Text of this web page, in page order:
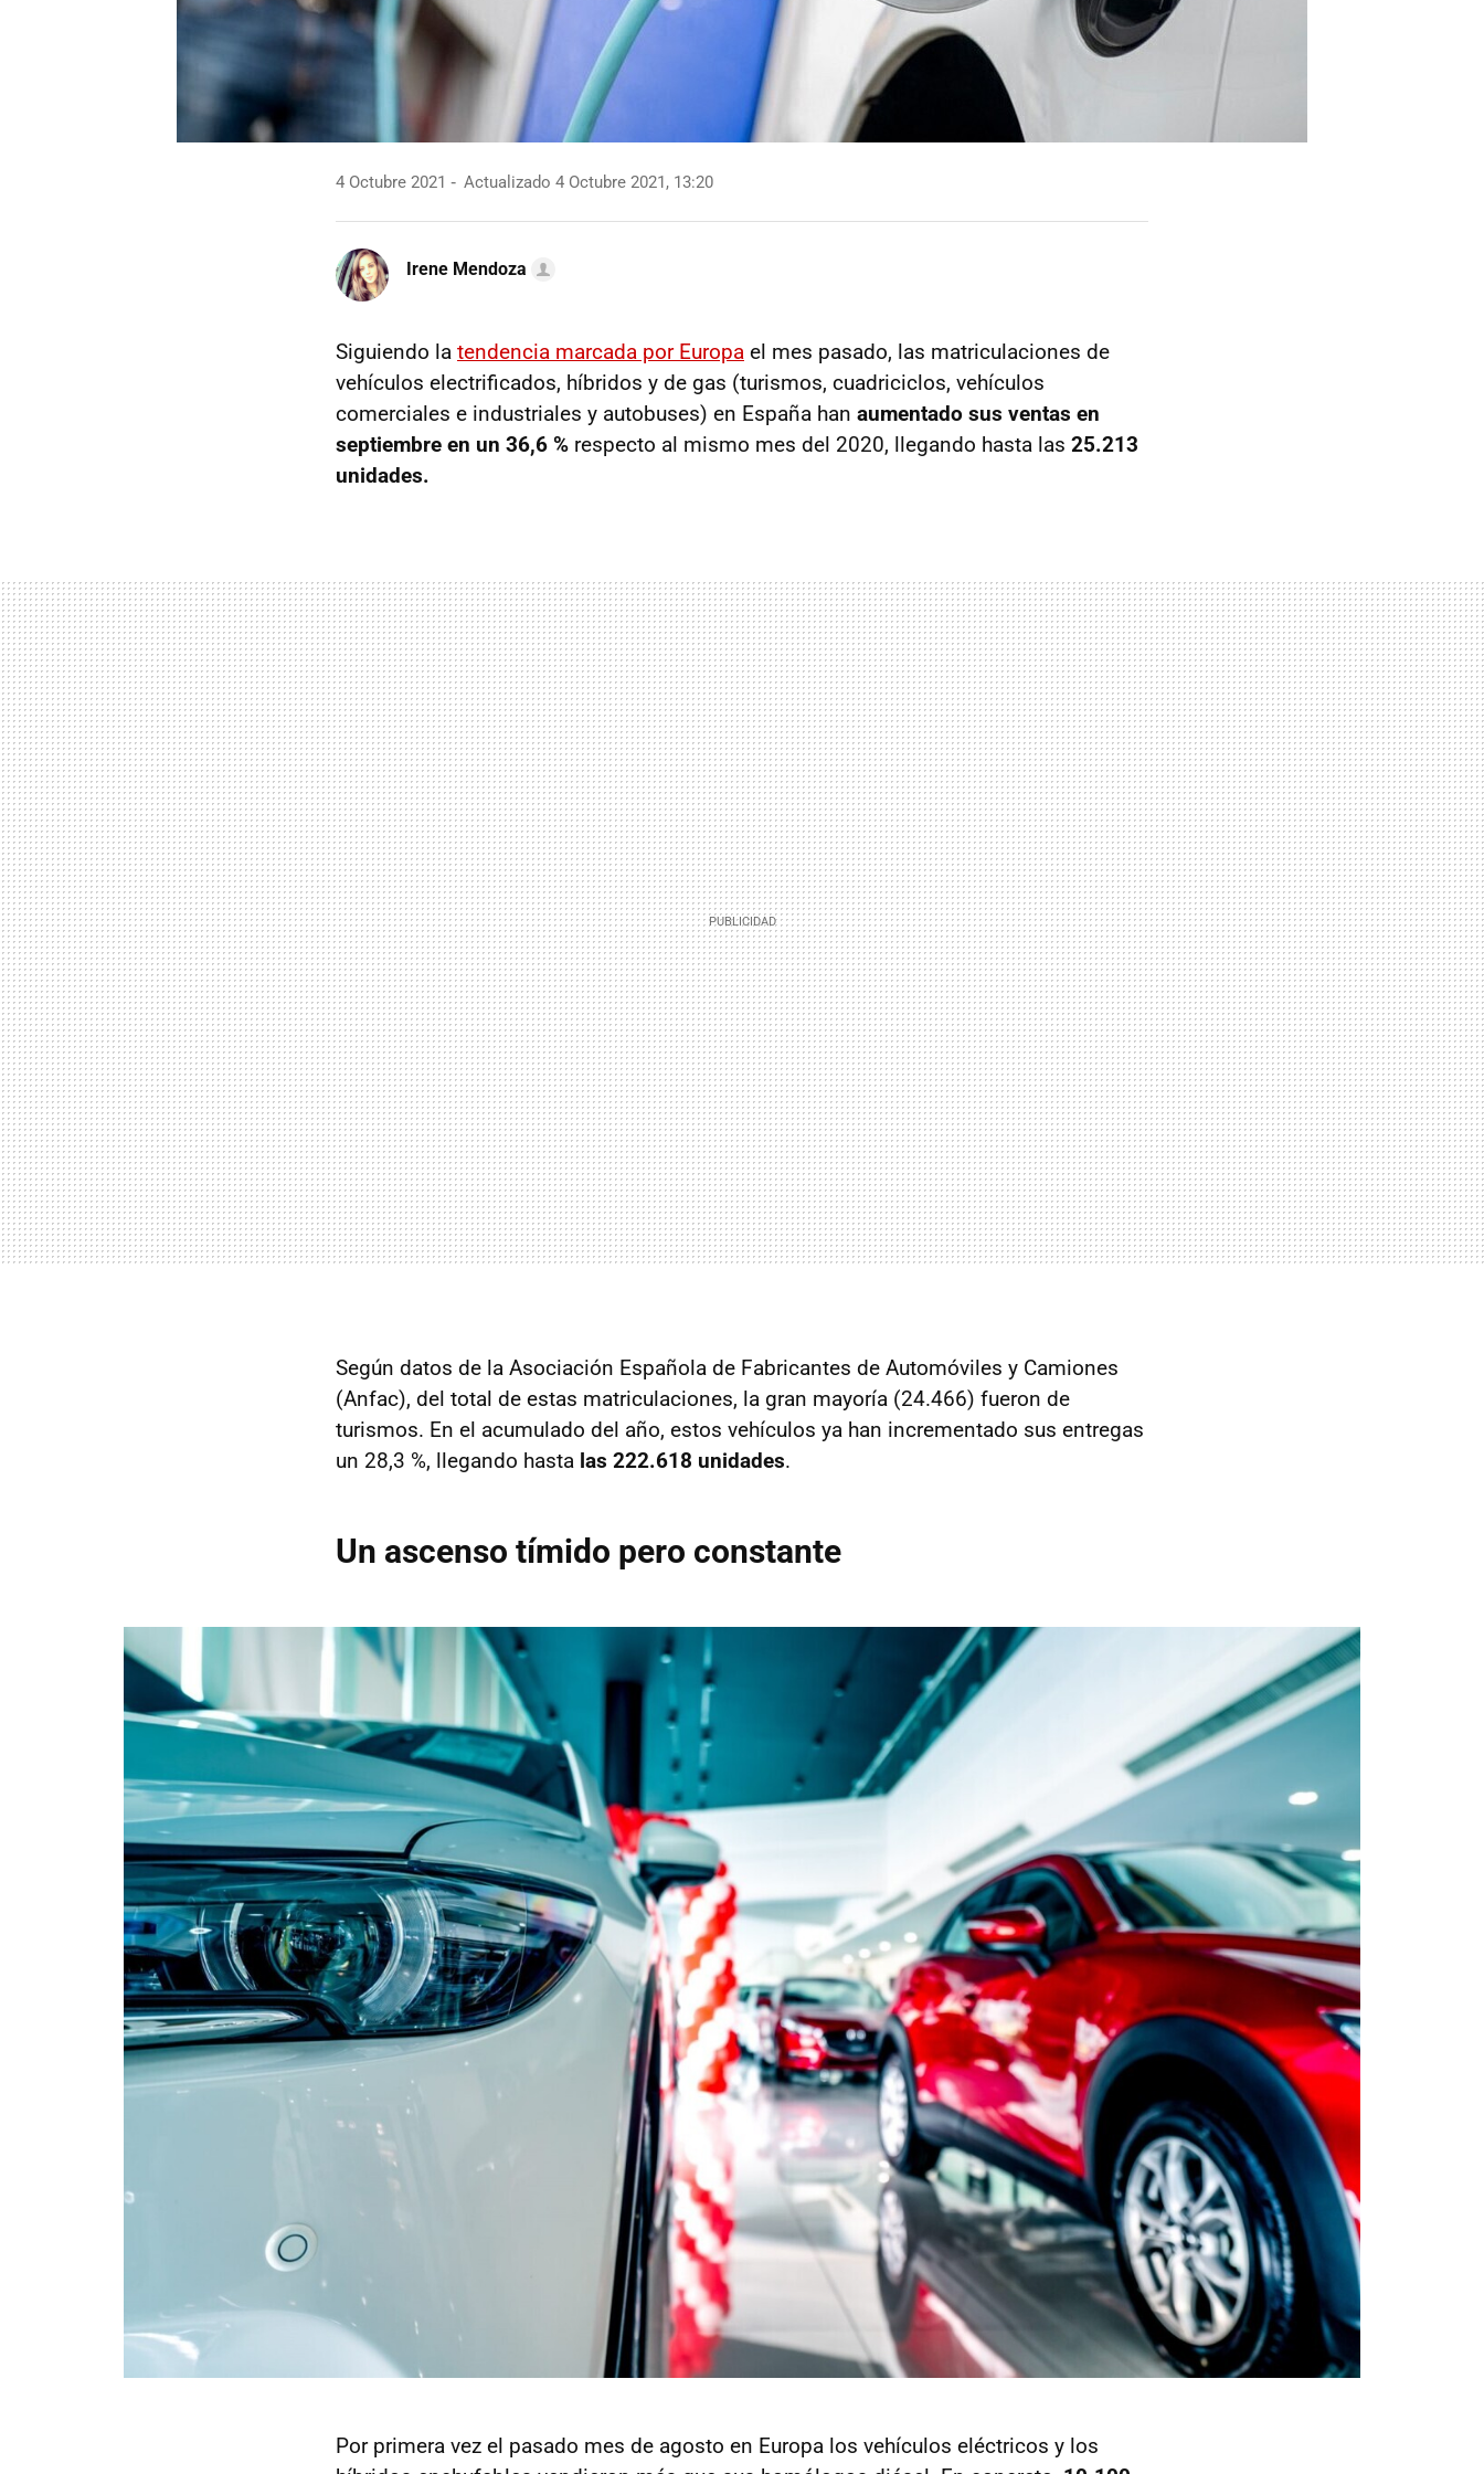
4 Octubre 2021 Actualizado 4 Octubre 2021, 13:20
Irene Mendoza
Siguiendo la tendencia marcada por Europa el mes pasado, las matriculaciones de
vehículos electrificados, híbridos y de gas (turismos, cuadriciclos, vehículos
comerciales e industriales y autobuses) en España han aumentado sus ventas en
septiembre en un 36,6 % respecto al mismo mes del 2020, llegando hasta las 25.213
unidades.
Según datos de la Asociación Española de Fabricantes de Automóviles y Camiones
(Anfac), del total de estas matriculaciones, la gran mayoría (24.466) fueron de
turismos. En el acumulado del año, estos vehículos ya han incrementado sus entregas
un 28,3 %, llegando hasta las 222.618 unidades.
Un ascenso tímido pero constante
Por primera vez el pasado mes de agosto en Europa los vehículos eléctricos y los